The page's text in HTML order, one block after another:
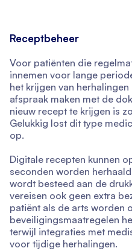
Receptbeheer
Voor patiënten die
innemen voor lange
het krijgen van
afspraak maken met de
nieuw recept te krijgen is
Gelukkig lost dit type
op.
Digitale recepten kunnen
seconden worden
wordt besteed aan de
vereisen ook geen extra
patiënt als de arts worden
beveiligingsmaatregelen
terwijl integraties met
voor tijdige herhalingen.